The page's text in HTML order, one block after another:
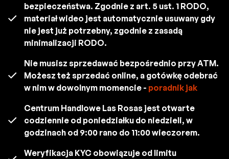
bezpieczeństwa. Zgodnie z art. 5 ust. 1 RODO,
materiał wideo jest automatycznie usuwany gdy
nie jest już potrzebny, zgodnie z zasadą
minimalizacji RODO.
Nie musisz sprzedawać bezpośrednio przy ATM.
Możesz też sprzedać online, a gotówkę odebrać
w nim w dowolnym momencie - poradnik jak
Centrum Handlowe Las Rosas jest otwarte
codziennie od poniedziałku do niedzieli, w
godzinach od 9:00 rano do 11:00 wieczorem.
Weryfikacja KYC obowiązuje od limitu